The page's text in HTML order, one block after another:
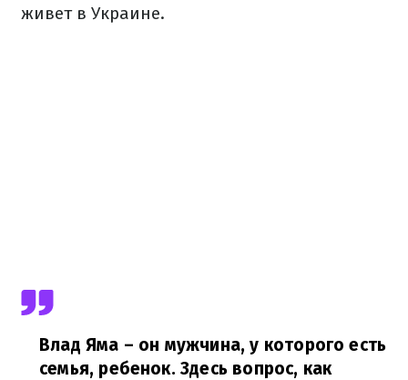
живет в Украине.
Влад Яма – он мужчина, у которого есть
семья, ребенок. Здесь вопрос, как